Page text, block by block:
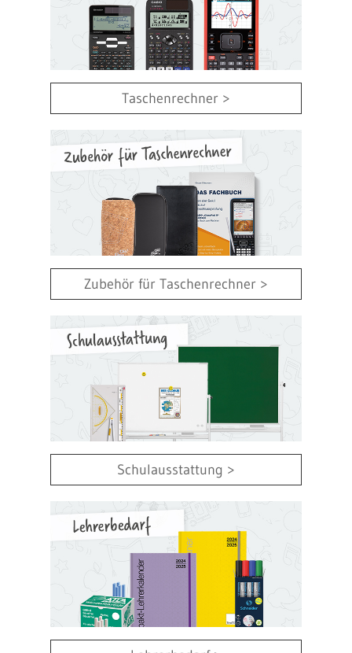
Taschenrechner >
Zubehör für Taschenrechner >
Schulausstattung >